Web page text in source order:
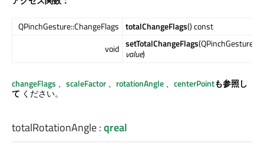
QPinchGesture::ChangeFlags totalChangeFlags() const
void setTotalChangeFlags
value)
changeFlags 、 scaleFactor、 rotationAngle、 centerPointも参照し
て ください。
totalRotationAngle:qreal